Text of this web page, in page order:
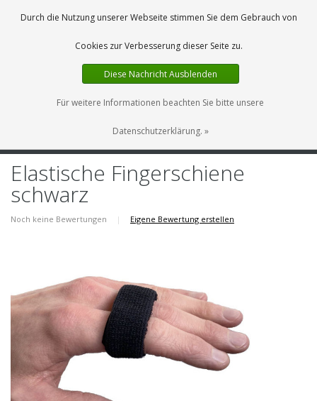
0 Artikel
DE
Elastische Fingerschiene
schwarz
Noch keine Bewertungen | Eigene Bewertung erstellen
Durch die Nutzung unserer Webseite stimmen Sie dem Gebrauch von
Cookies zur Verbesserung dieser Seite zu.
Diese Nachricht Ausblenden
Für weitere Informationen beachten Sie bitte unsere
Datenschutzerklärung. »